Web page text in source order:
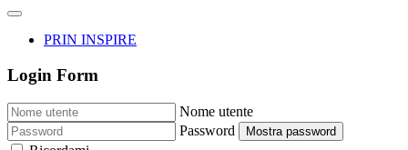
PRIN INSPIRE
Login Form
Nome utente
Password
Mostra password